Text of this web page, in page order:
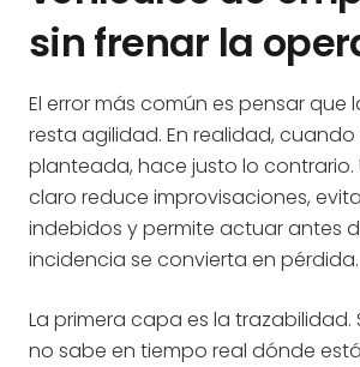
sin frenar la
El error más común es pensar que
resta agilidad. En realidad,
planteada, hace justo lo contrario.
claro reduce improvisaciones,
indebidos y permite actuar antes
incidencia se convierta en pérdida.
La primera capa es la trazabilidad.
no sabe en tiempo real dónde